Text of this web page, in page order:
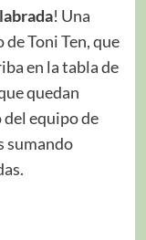
! Una
Toni Ten, que
en la tabla de
quedan
equipo de
sumando